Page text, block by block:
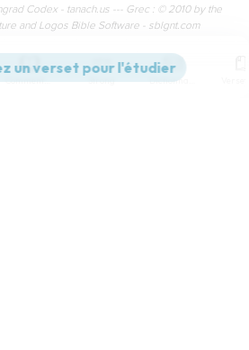
Codex - tanach.us --- Grec : © 2010 by the
and Logos Bible Software - sblgnt.com
Commentaires Strong